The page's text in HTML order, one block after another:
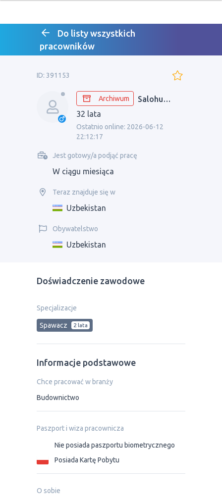
Do listy wszystkich
pracowników
ID: 391153
Archiwum
Salohuddin
32 lata
Ostatnio online: 2026-06-12
22:12:17
Jest gotowy/a podjąć pracę
W ciągu miesiąca
Teraz znajduje się w
Uzbekistan
Obywatelstwo
Uzbekistan
Doświadczenie zawodowe
Specjalizacje
Spawacz 2 lata
Informacje podstawowe
Chce pracować w branży
Budownictwo
Paszport i wiza pracownicza
Nie posiada paszportu biometrycznego
Posiada Kartę Pobytu
O sobie